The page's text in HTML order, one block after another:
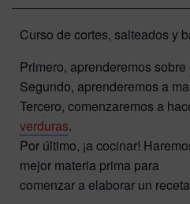
Curso de cortes, salteados y
Primero, aprenderemos sobre
Segundo, aprenderemos a
Tercero, comenzaremos a
verduras.
Por último, ¡a cocinar!
mejor materia prima para
comenzar a elaborar un